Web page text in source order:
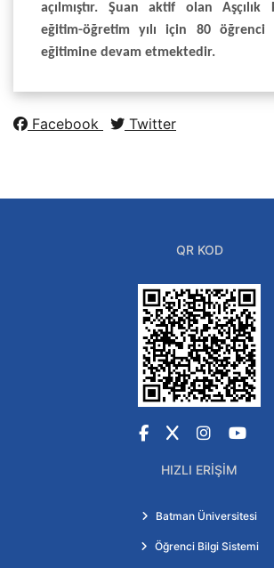
açılmıştır. Şuan aktif olan Aşçılık
eğitim-öğretim yılı için 80 öğrenci
eğitimine devam etmektedir.
Facebook Twitter
QR KOD
Facebook
X
HIZLI ERIŞIM
Batman Üniversitesi
Öğrenci Bilgi Sistemi